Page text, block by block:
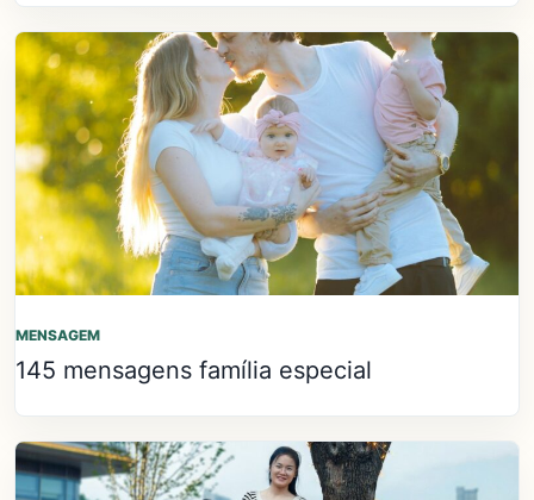
MENSAGEM
145 mensagens família especial